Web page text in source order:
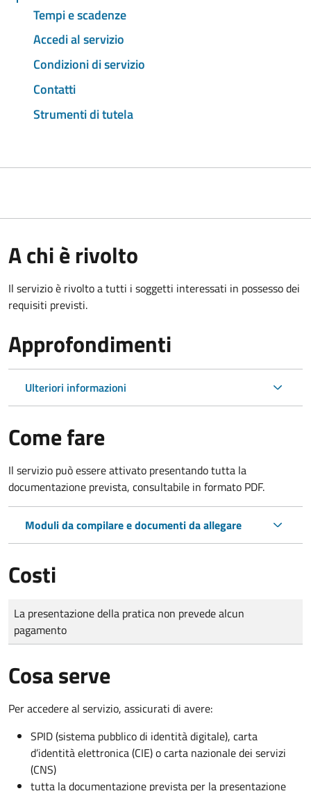
Tempi e scadenze
Accedi al servizio
Condizioni di servizio
Contatti
Strumenti di tutela
A chi è rivolto
Il servizio è rivolto a tutti i soggetti interessati in possesso dei
requisiti previsti.
Approfondimenti
Ulteriori informazioni
Come fare
Il servizio può essere attivato presentando tutta la
documentazione prevista, consultabile in formato PDF.
Moduli da compilare e documenti da allegare
Costi
Tipo di pagamento
Importo
La presentazione della pratica non prevede alcun
pagamento
Cosa serve
Per accedere al servizio, assicurati di avere:
SPID (sistema pubblico di identità digitale), carta
d’identità elettronica (CIE) o carta nazionale dei servizi
(CNS)
tutta la documentazione prevista per la presentazione